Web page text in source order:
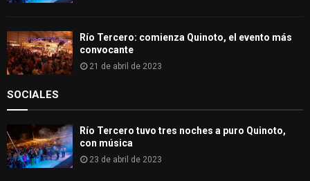
Río Tercero: comienza Quinoto, el evento más
convocante
21 de abril de 2023
SOCIALES
Río Tercero tuvo tres noches a puro Quinoto,
con música
23 de abril de 2023